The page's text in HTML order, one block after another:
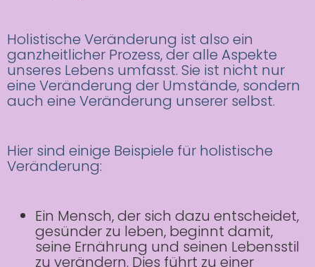
Holistische Veränderung ist also ein
ganzheitlicher Prozess, der alle Aspekte
unseres Lebens umfasst. Sie ist nicht nur
eine Veränderung der Umstände, sondern
auch eine Veränderung unserer selbst.
Hier sind einige Beispiele für holistische
Veränderung:
Ein Mensch, der sich dazu entscheidet,
gesünder zu leben, beginnt damit,
seine Ernährung und seinen Lebensstil
zu verändern. Dies führt zu einer